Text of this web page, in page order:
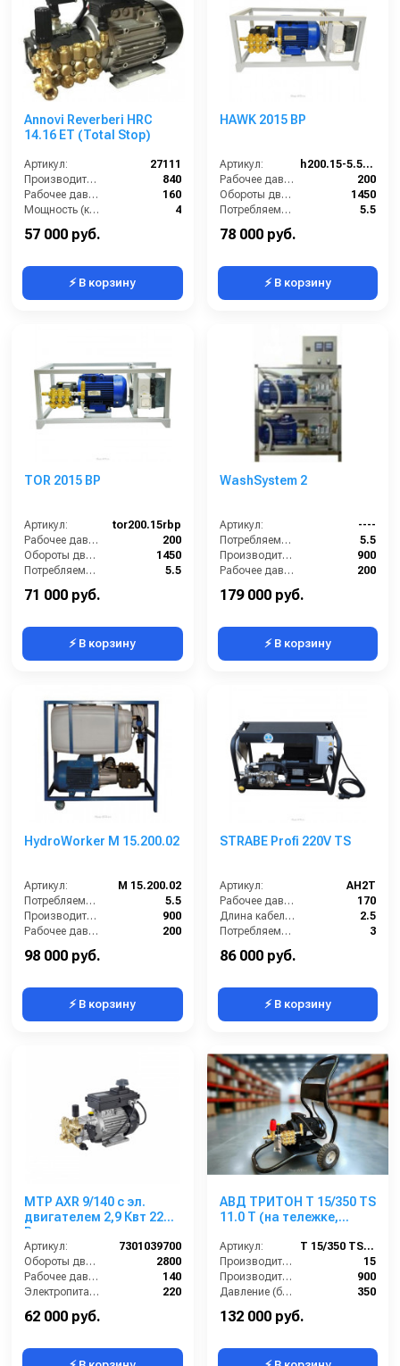
Annovi Reverberi HRC
14.16 ET (Total Stop)
Артикул:
27111
Производительность (л/ч):
840
Рабочее давление (бар):
160
Мощность (кВт):
4
Электропитание (В):
57 000 руб.
⚡ В корзину
HAWK 2015 BP
Артикул:
h200.15-5.5rbp
Рабочее давление (бар):
200
Обороты двигателя (об/мин):
1450
Потребляемая мощность (кВт):
5.5
78 000 руб.
⚡ В корзину
TOR 2015 BP
Артикул:
tor200.15rbp
Рабочее давление (бар):
200
Обороты двигателя (об/мин):
1450
Потребляемая мощность (кВт):
5.5
71 000 руб.
⚡ В корзину
WashSystem 2
Артикул:
----
Потребляемая мощность (кВт):
5.5
Производительность (л/ч):
900
Рабочее давление (бар):
200
179 000 руб.
⚡ В корзину
HydroWorker M 15.200.02
Артикул:
M 15.200.02
Потребляемая мощность (кВт):
5.5
Производительность (л/ч):
900
Рабочее давление (бар):
200
Мощность (кВт):
98 000 руб.
⚡ В корзину
STRABE Profi 220V TS
Артикул:
AH2T
Рабочее давление (бар):
170
Длина кабеля (м):
2.5
Потребляемая мощность (кВт):
3
Обороты двигателя (об/мин):
86 000 руб.
⚡ В корзину
MTP AXR 9/140 с эл.
двигателем 2,9 Квт 220
В
Артикул:
7301039700
Обороты двигателя (об/мин):
2800
Рабочее давление (бар):
140
Электропитание (В):
220
Мощность (кВт):
62 000 руб.
АВД ТРИТОН Т 15/350 TS
11.0 Т (на тележке,
теплозащитой)
Артикул:
Т 15/350 TS 11.0 Т
Производительность (л/мин):
15
Производительность (л/ч):
900
Давление (бар):
350
132 000 руб.